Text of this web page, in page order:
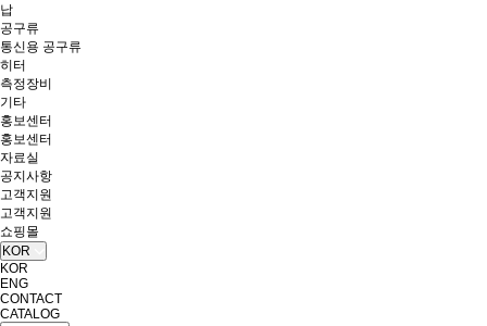
납
공구류
통신용 공구류
히터
측정장비
기타
홍보센터
홍보센터
자료실
공지사항
고객지원
고객지원
쇼핑몰
KOR
KOR
ENG
CONTACT
CATALOG